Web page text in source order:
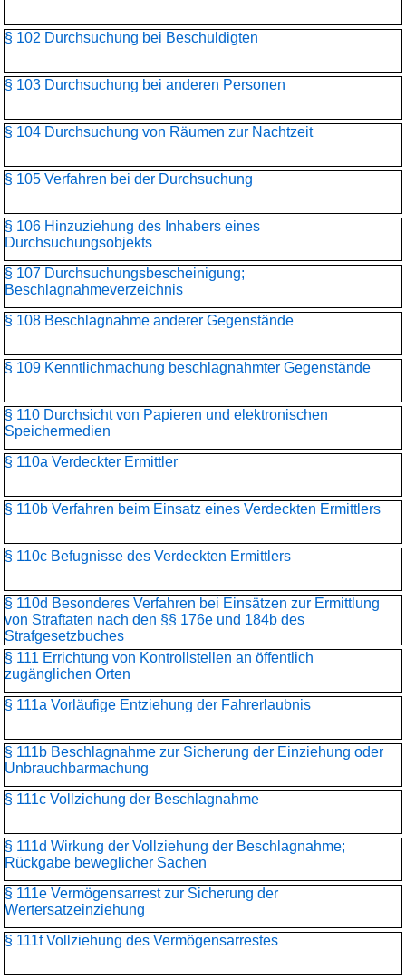
§ 102 Durchsuchung bei Beschuldigten
§ 103 Durchsuchung bei anderen Personen
§ 104 Durchsuchung von Räumen zur Nachtzeit
§ 105 Verfahren bei der Durchsuchung
§ 106 Hinzuziehung des Inhabers eines
Durchsuchungsobjekts
§ 107 Durchsuchungsbescheinigung;
Beschlagnahmeverzeichnis
§ 108 Beschlagnahme anderer Gegenstände
§ 109 Kenntlichmachung beschlagnahmter Gegenstände
§ 110 Durchsicht von Papieren und elektronischen
Speichermedien
§ 110a Verdeckter Ermittler
§ 110b Verfahren beim Einsatz eines Verdeckten Ermittlers
§ 110c Befugnisse des Verdeckten Ermittlers
§ 110d Besonderes Verfahren bei Einsätzen zur Ermittlung
von Straftaten nach den §§ 176e und 184b des
Strafgesetzbuches
§ 111 Errichtung von Kontrollstellen an öffentlich
zugänglichen Orten
§ 111a Vorläufige Entziehung der Fahrerlaubnis
§ 111b Beschlagnahme zur Sicherung der Einziehung oder
Unbrauchbarmachung
§ 111c Vollziehung der Beschlagnahme
§ 111d Wirkung der Vollziehung der Beschlagnahme;
Rückgabe beweglicher Sachen
§ 111e Vermögensarrest zur Sicherung der
Wertersatzeinziehung
§ 111f Vollziehung des Vermögensarrestes